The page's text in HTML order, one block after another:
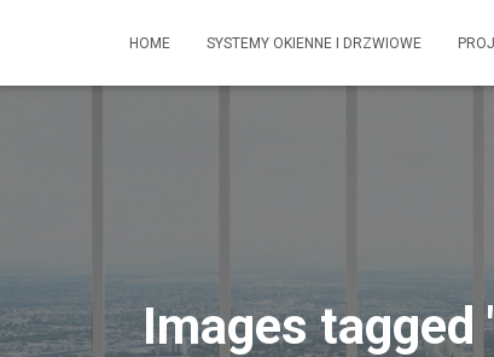
HOME SYSTEMY OKIENNE I DRZWIOWE
Images tagged